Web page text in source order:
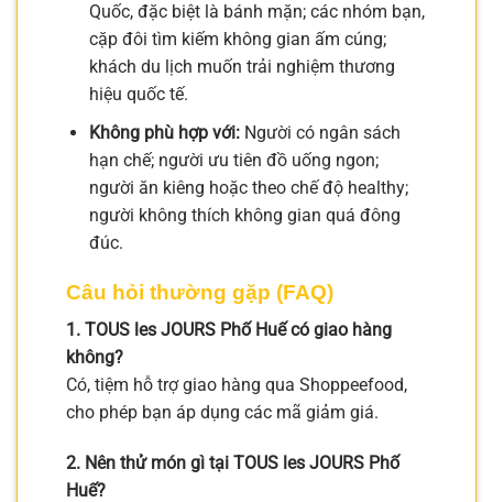
Quốc, đặc biệt là bánh mặn; các nhóm bạn,
cặp đôi tìm kiếm không gian ấm cúng;
khách du lịch muốn trải nghiệm thương
hiệu quốc tế.
Không phù hợp với:Người có ngân sách
hạn chế; người ưu tiên đồ uống ngon;
người ăn kiêng hoặc theo chế độ healthy;
người không thích không gian quá đông
đúc.
Câu hỏi thường gặp (FAQ)
1. TOUS les JOURS Phố Huế có giao hàng
không?
Có, tiệm hỗ trợ giao hàng qua Shoppeefood,
cho phép bạn áp dụng các mã giảm giá.
2. Nên thử món gì tại TOUS les JOURS Phố
Huế?